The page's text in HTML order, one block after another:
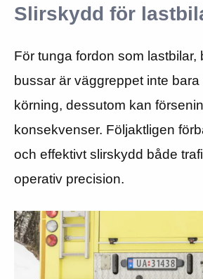
Slirskydd för
För tunga fordon som lastbilar,
bussar är väggreppet inte
körning, dessutom kan
konsekvenser. Följaktligen
och effektivt slirskydd både
operativ precision.